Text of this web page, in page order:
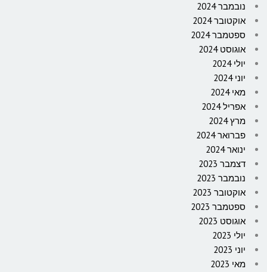
נובמבר 2024
אוקטובר 2024
ספטמבר 2024
אוגוסט 2024
יולי 2024
יוני 2024
מאי 2024
אפריל 2024
מרץ 2024
פברואר 2024
ינואר 2024
דצמבר 2023
נובמבר 2023
אוקטובר 2023
ספטמבר 2023
אוגוסט 2023
יולי 2023
יוני 2023
מאי 2023